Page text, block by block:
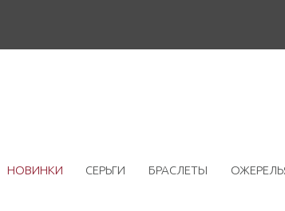
НОВИНКИ СЕРЬГИ БРАСЛЕТЫ